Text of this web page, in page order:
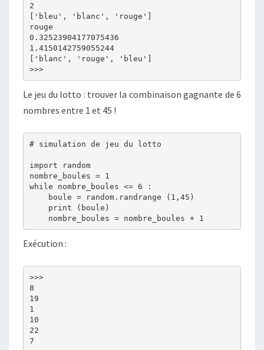
2
['bleu', 'blanc', 'rouge']
rouge
0.32523904177075436
1.4150142759055244
['blanc', 'rouge', 'bleu']
Le jeu du lotto : trouver la combinaison gagnante de 6
nombres entre 1 et 45 !
# simulation de jeu du lotto
import random
nombre_boules = 1
while nombre_boules <= 6 :
    boule = random.randrange (1,45)
    print (boule)
Exécution :
>>>
8
19
1
10
22
7